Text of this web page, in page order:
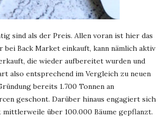
sind als der Preis. Allen voran ist hier das
bei Back Market einkauft, kann nämlich aktiv
die wieder aufbereitet wurden und
also entsprechend im Vergleich zu neuen
bereits 1.700 Tonnen an
geschont. Darüber hinaus engagiert sich
über 100.000 Bäume gepflanzt.